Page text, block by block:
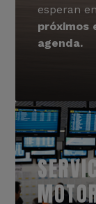
esperan
próximos
agenda.